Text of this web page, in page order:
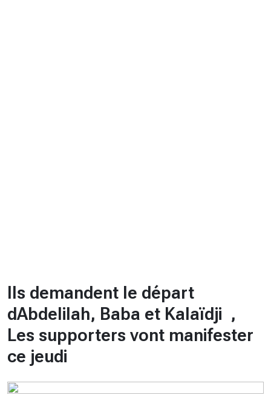
Ils demandent le départ
dAbdelilah, Baba et Kalaïdji ,
Les supporters vont manifester
ce jeudi